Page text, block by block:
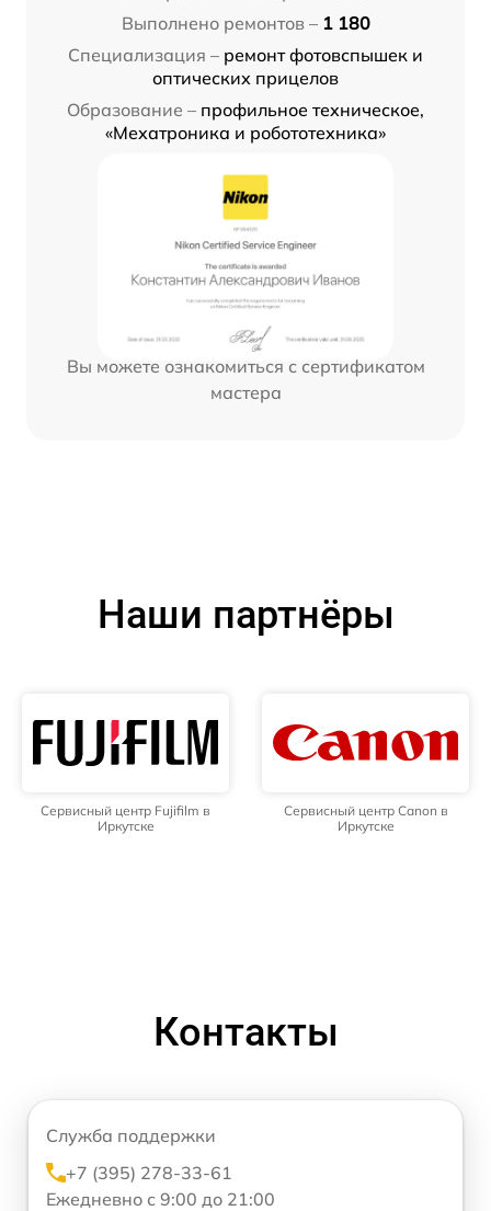
Выполнено ремонтов – 1 180
Специализация – ремонт фотовспышек и
оптических прицелов
Образование – профильное техническое,
«Мехатроника и робототехника»
Вы можете ознакомиться с сертификатом
мастера
Наши партнёры
Сервисный центр Fujifilm в
Иркутске
Сервисный центр Canon в
Иркутске
Контакты
Служба поддержки
+7 (395) 278-33-61
Ежедневно с 9:00 до 21:00